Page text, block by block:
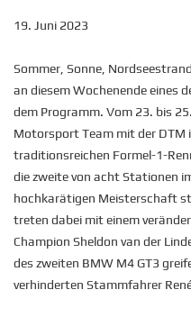
19. Juni 2023
Sommer, Sonne,
an diesem Wochenende eines
dem Programm. Vom 23. bis
Motorsport Team mit der DTM
traditionsreichen Formel-1-
die zweite von acht Stationen
hochkarätigen Meisterschaft
treten dabei mit einem
Champion Sheldon van der
des zweiten BMW M4 GT3
verhinderten Stammfahrer